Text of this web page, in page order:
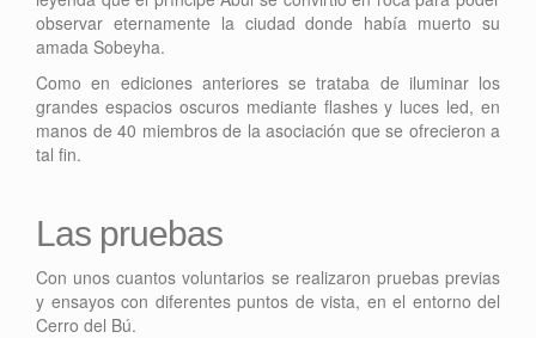
observar eternamente la ciudad donde había muerto su
amada Sobeyha.
Como en ediciones anteriores se trataba de iluminar los
grandes espacios oscuros mediante flashes y luces led, en
manos de 40 miembros de la asociación que se ofrecieron a
tal fin.
Las pruebas
Con unos cuantos voluntarios se realizaron pruebas previas
y ensayos con diferentes puntos de vista, en el entorno del
Cerro del Bú.